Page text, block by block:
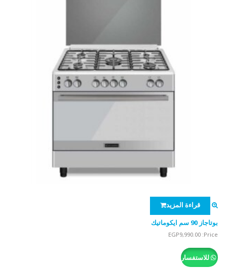
قراءة المزيد
بوتاجاز 90 سم ايكوماتيك
Price:
EGP9,990.00
للاستفسار